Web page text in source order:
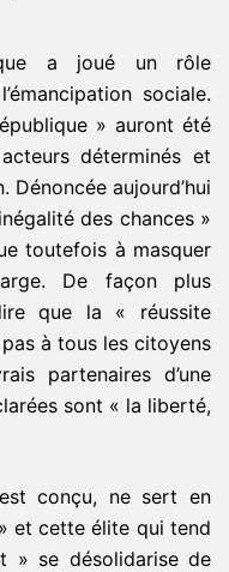
a joué un rôle
sociale.
» auront été
déterminés et
aujourd’hui
des chances »
toutefois à masquer
De façon plus
que la « réussite
à tous les citoyens
partenaires d’une
sont « la liberté,
conçu, ne sert en
et cette élite qui tend
» se désolidarise de